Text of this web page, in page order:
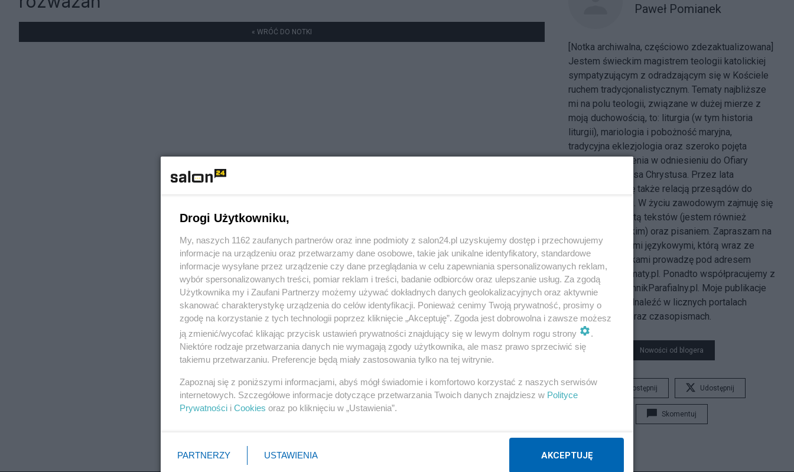
« WRÓĆ DO NOTKI
Paweł Pomianek
[Notka archiwalna, częściowo zdezaktualizowana]
Jestem świeckim magistrem teologii katolickiej
sympatyzującym z odradzającym się w Kościele
ruchem tradycjonalistycznym. Tematy najbliższe
mi na polu teologii, związane w dużej mierze z
moją duchowością, to: liturgia (w tym historia
liturgii), mariologia i pobożność maryjna,
tradycyjna eklezjologia oraz szeroko pojęta
tematyka cierpienia w odniesieniu do Ofiary
krzyżowej Jezusa Chrystusa. Przez lata
zajmowałem się także relacją przesądów do
wiary katolickiej. W życiu zawodowym zajmuję się
redakcją i korektą tekstów (jestem również
filologiem polskim) oraz pisaniem. Zapraszam na
stronę z poradami językowymi, którą wraz ze
współpracownikami prowadzę pod adresem
JęzykoweDylematy.pl. Ponadto współpracujemy z
serwisem
DziennikParafialny.pl. Moje publikacje
można (było) odnaleźć w licznych portalach
internetowych oraz czasopismach.
Nowości od blogera
Udostępnij Udostępnij
Skomentuj
Drogi Użytkowniku,
My, naszych 1162 zaufanych partnerów oraz inne podmioty z salon24.pl uzyskujemy dostęp i przechowujemy
informacje na urządzeniu oraz przetwarzamy dane osobowe, takie jak unikalne identyfikatory, standardowe
informacje wysyłane przez urządzenie czy dane przeglądania w celu zapewniania spersonalizowanych reklam,
wybór spersonalizowanych treści, pomiar reklam i treści, badanie odbiorców oraz ulepszanie usług. Za zgodą
Użytkownika my i Zaufani Partnerzy możemy używać dokładnych danych geolokalizacyjnych oraz aktywnie
skanować charakterystykę urządzenia do celów identyfikacji. Ponieważ cenimy Twoją prywatność, prosimy o
zgodę na korzystanie z tych technologii poprzez kliknięcie „Akceptuję”. Zgoda jest dobrowolna i zawsze możesz
ją zmienić/wycofać klikając przycisk ustawień prywatności znajdujący się w lewym dolnym rogu strony
.
Niektóre rodzaje przetwarzania danych nie wymagają zgody użytkownika, ale masz prawo sprzeciwić się
takiemu przetwarzaniu. Preferencje będą miały zastosowania tylko na tej witrynie.
Zapoznaj się z poniższymi informacjami, abyś mógł świadomie i komfortowo korzystać z naszych serwisów
internetowych. Szczegółowe informacje dotyczące przetwarzania Twoich danych znajdziesz w Polityce
Prywatności i Cookies oraz po kliknięciu w „Ustawienia”.
PARTNERZY USTAWIENIA AKCEPTUJĘ